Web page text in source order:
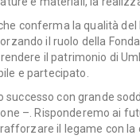
conferma la qualità
il ruolo della
il patrimonio di
e partecipato.
successo con grande
–. Risponderemo ai
il legame con la